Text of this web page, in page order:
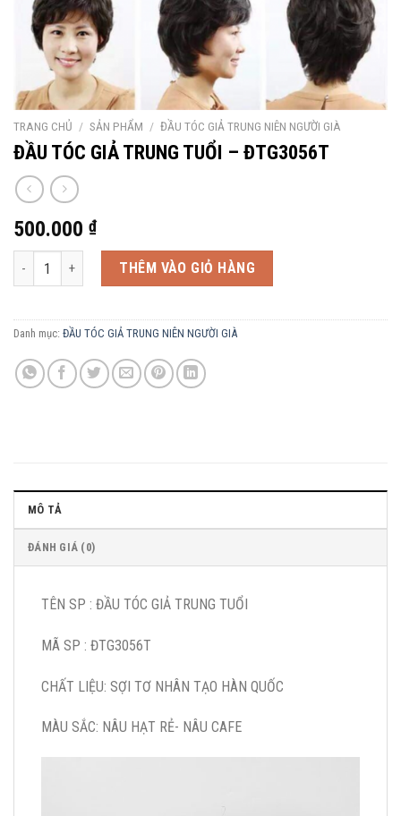
TRANG CHỦ / SẢN PHẨM / ĐẦU TÓC GIẢ TRUNG NIÊN NGƯỜI GIÀ
ĐẦU TÓC GIẢ TRUNG TUỔI – ĐTG3056T
500.000 ₫
ĐẦU TÓC GIẢ TRUNG TUỔI - ĐTG3056T số lượng
THÊM VÀO GIỎ HÀNG
Danh mục: ĐẦU TÓC GIẢ TRUNG NIÊN NGƯỜI GIÀ
MÔ TẢ
ĐÁNH GIÁ (0)
TÊN SP : ĐẦU TÓC GIẢ TRUNG TUỔI
MÃ SP : ĐTG3056T
CHẤT LIỆU: SỢI TƠ NHÂN TẠO HÀN QUỐC
MÀU SẮC: NÂU HẠT RẺ- NÂU CAFE